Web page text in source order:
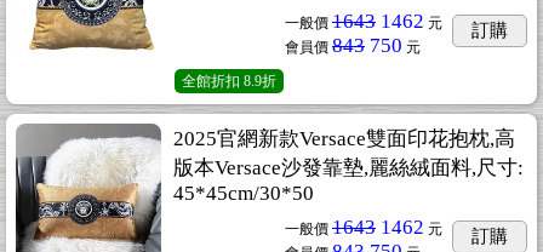
一般價 1643 1462 元
會員價 843 750 元
訂購
全館折扣 8.9折
2025官網新款Versace雙面印花抱枕,高
版本Versace沙發靠墊,麗絲絨面料,尺寸:
45*45cm/30*50
一般價 1643 1462 元
訂購